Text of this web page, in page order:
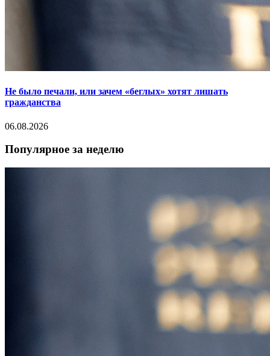
Не было печали, или зачем «беглых» хотят лишать
гражданства
06.08.2026
Популярное за неделю